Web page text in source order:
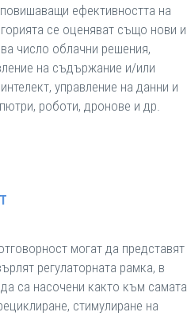
ефективността на
се оценяват също нови и
число облачни решения,
на съдържание и/или
управление на данни и
роботи, дронове и др.
могат да представят
регулаторната рамка, в
са насочени както към самата
стимулиране на